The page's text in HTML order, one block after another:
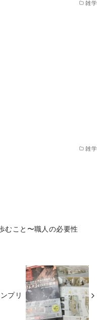
雑学
雑学
むこと〜職人の必要性
プリ